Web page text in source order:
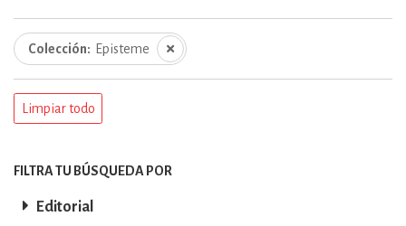
Colección Episteme
Limpiar todo
FILTRA TU BÚSQUEDA POR
Editorial